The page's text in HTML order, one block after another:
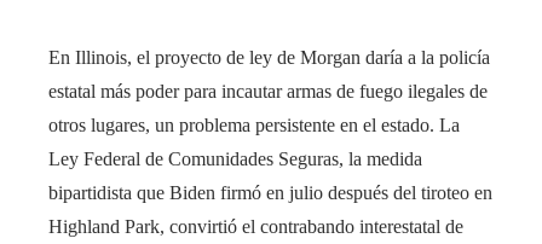
En Illinois, el proyecto de ley de Morgan daría a la policía
estatal más poder para incautar armas de fuego ilegales de
otros lugares, un problema persistente en el estado. La
Ley Federal de Comunidades Seguras, la medida
bipartidista que Biden firmó en julio después del tiroteo en
Highland Park, convirtió el contrabando interestatal de